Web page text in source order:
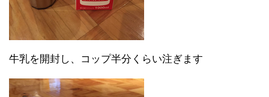
牛乳を開封し、コップ半分くらい注ぎます